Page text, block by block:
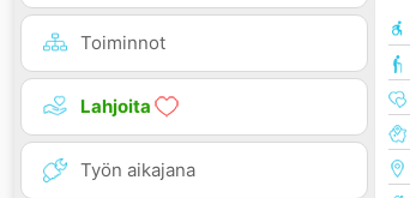
Toiminnot
Lahjoita
Työn aikajana